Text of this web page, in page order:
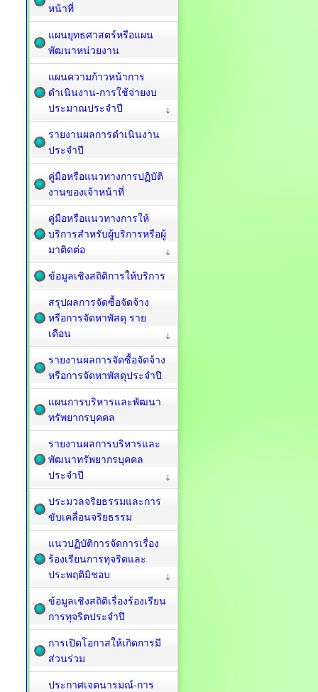
หน้าที่
แผนยุทธศาสตร์หรือแผน
พัฒนาหน่วยงาน
แผนความก้าวหน้าการ
ดำเนินงาน-การใช้จ่ายงบ
ประมาณประจำปี
รายงานผลการดำเนินงาน
ประจำปี
คู่มือหรือแนวทางการปฏิบัติ
งานของเจ้าหน้าที่
คู่มือหรือแนวทางการให้
บริการสำหรับผู้บริการหรือผู้
มาติดต่อ
ข้อมูลเชิงสถิติการให้บริการ
สรุปผลการจัดซื้อจัดจ้าง
หรือการจัดหาพัสดุ ราย
เดือน
รายงานผลการจัดซื้อจัดจ้าง
หรือการจัดหาพัสดุประจำปี
แผนการบริหารและพัฒนา
ทรัพยากรบุคคล
รายงานผลการบริหารและ
พัฒนาทรัพยากรบุคคล
ประจำปี
ประมวลจริยธรรมและการ
ขับเคลื่อนจริยธรรม
แนวปฏิบัติการจัดการเรื่อง
ร้องเรียนการทุจริตและ
ประพฤติมิชอบ
ข้อมูลเชิงสถิติเรื่องร้องเรียน
การทุจริตประจำปี
การเปิดโอกาสให้เกิดการมี
ส่วนร่วม
ประกาศเจตนารมณ์-การ